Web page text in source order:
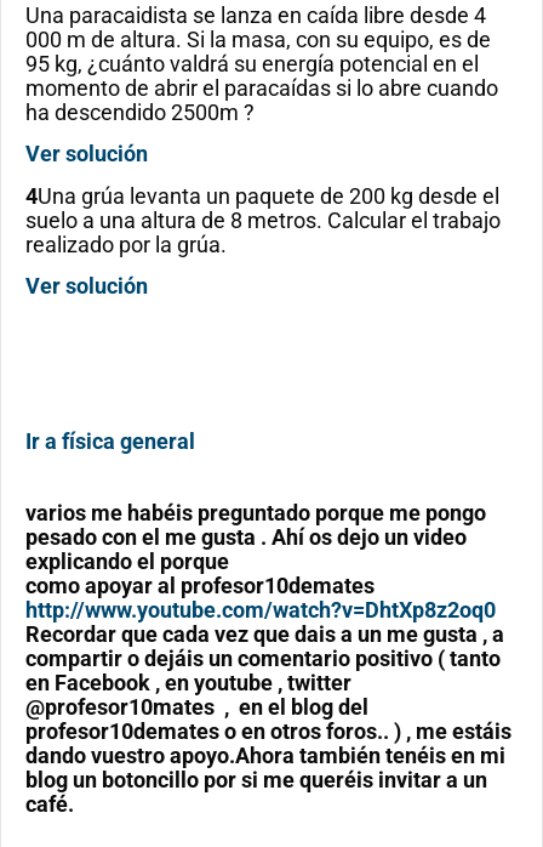
Una paracaidista se lanza en caída libre desde 4
000 m de altura. Si la masa, con su equipo, es de
95 kg, ¿cuánto valdrá su energía potencial en el
momento de abrir el paracaídas si lo abre cuando
ha descendido 2500m ?
Ver solución
4Una grúa levanta un paquete de 200 kg desde el
suelo a una altura de 8 metros. Calcular el trabajo
realizado por la grúa.
Ver solución
Ir a física general
varios me habéis preguntado porque me pongo
pesado con el me gusta . Ahí os dejo un video
explicando el porque
como apoyar al profesor10demates
http://www.youtube.com/watch?v=DhtXp8z2oq0
Recordar que cada vez que dais a un me gusta , a
compartir o dejáis un comentario positivo ( tanto
en Facebook , en youtube , twitter
@profesor10mates , en el blog del
profesor10demates o en otros foros.. ) , me estáis
dando vuestro apoyo.Ahora también tenéis en mi
blog un botoncillo por si me queréis invitar a un
café.